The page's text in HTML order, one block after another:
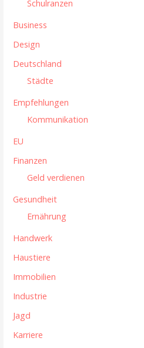
Schulranzen
Business
Design
Deutschland
Städte
Empfehlungen
Kommunikation
EU
Finanzen
Geld verdienen
Gesundheit
Ernährung
Handwerk
Haustiere
Immobilien
Industrie
Jagd
Karriere